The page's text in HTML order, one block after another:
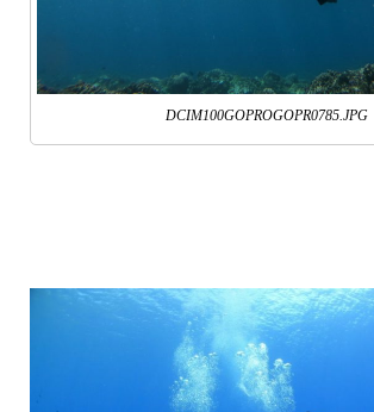
DCIM100GOPROGOPR0785.JPG